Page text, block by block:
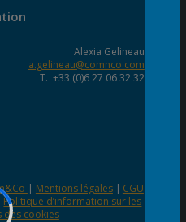
Alexia Gelineau
a.gelineau@comnco.com
T. +33 (0)6 27 06 32 32
| Mentions légales| CGU
Politique d’information sur les
des cookies